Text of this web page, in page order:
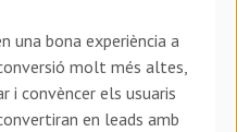
una bona experiència a
molt més altes,
i convèncer els usuaris
en leads amb